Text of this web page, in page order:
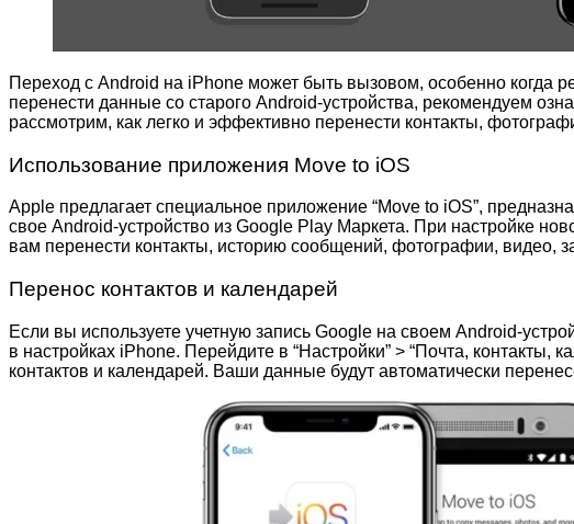
Переход с Android на iPhone может быть вызовом, особенно когда
перенести данные со старого Android-устройства, рекомендуем
рассмотрим, как легко и эффективно перенести контакты,
Использование приложения Move to iOS
Apple предлагает специальное приложение “Move to iOS”,
свое Android-устройство из Google Play Маркета. При настройке
вам перенести контакты, историю сообщений, фотографии, видео,
Перенос контактов и календарей
Если вы используете учетную запись Google на своем Android-
в настройках iPhone. Перейдите в “Настройки” > “Почта, контакты,
контактов и календарей. Ваши данные будут автоматически